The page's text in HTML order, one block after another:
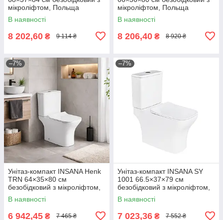
мікроліфтом, Польща
В наявності
8 202,60 ₴ 9 114 ₴
мікроліфтом, Польща
В наявності
8 206,40 ₴ 8 920 ₴
–7%
Унітаз-компакт INSANA Henk
TRN 64×35×80 см
безобідковий з мікроліфтом,
Польща
В наявності
6 942,45 ₴ 7 465 ₴
–7%
Унітаз-компакт INSANA SY
1001 66.5×37×79 см
безобідковий з мікроліфтом,
Польща
В наявності
7 023,36 ₴ 7 552 ₴